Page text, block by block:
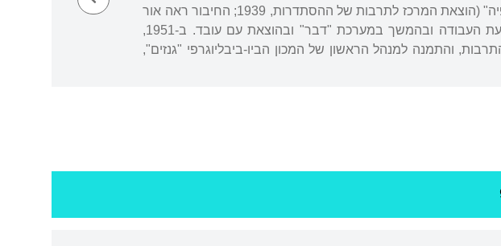
את הביבליוגרפיה הראשונה פרי עטו: "מדעי החברה בעברית: ביבליוגרפיה" (הוצאת המרכז לתרבות של ההסתדרות, 1939; החיבור ראה אור
במהדורה מורחבת, 1948). ב-1943 עקר לתל אביב ועבד בארכיון תנועת העבודה ובהמשך במערכת "דבר" ובהוצאת עם עובד. ב-1951,
והתמנה למנהל הראשון של המכון הביו-ביבליוגרפי "גנזים",